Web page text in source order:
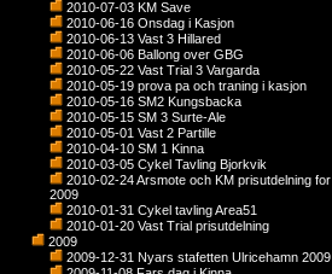
2010-07-03 KM Save
2010-06-16 Onsdag i Kasjon
2010-06-13 Vast 3 Hillared
2010-06-06 Ballong over GBG
2010-05-22 Vast Trial 3 Vargarda
2010-05-19 prova pa och traning i kasjon
2010-05-16 SM2 Kungsbacka
2010-05-15 SM 3 Surte-Ale
2010-05-01 Vast 2 Partille
2010-04-10 SM 1 Kinna
2010-03-05 Cykel Tavling Bjorkvik
2010-02-24 Arsmote och KM prisutdelning for
2009
2010-01-31 Cykel tavling Area51
2010-01-20 Vast Trial prisutdelning
2009
2009-12-31 Nyars stafetten Ulricehamn 2009